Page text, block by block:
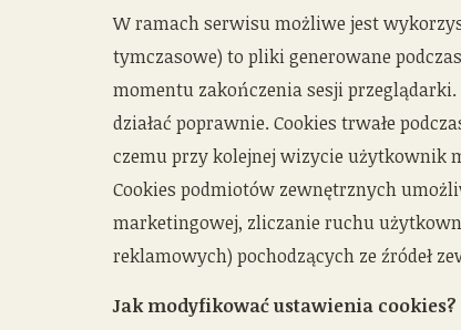
W ramach serwisu możliwe jest
tymczasowe) to pliki generowane
momentu zakończenia sesji
działać poprawnie. Cookies trwałe
czemu przy kolejnej wizycie użytkownik
Cookies podmiotów zewnętrznych
marketingowej, zliczanie ruchu
reklamowych) pochodzących ze źródeł
Jak modyfikować ustawienia cookies?